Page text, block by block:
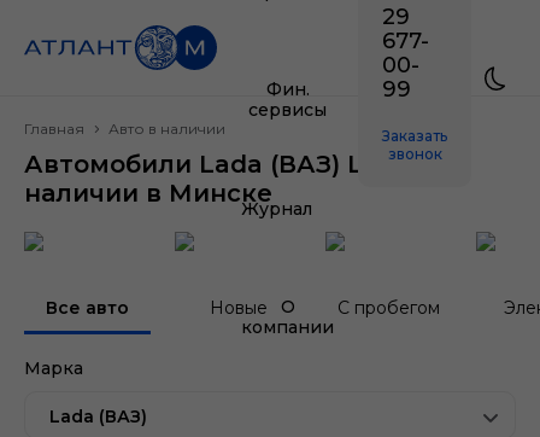
Фин.
сервисы
Журнал
О
компании
29
677-
00-
99
Заказать
звонок
Главная Авто в наличии
Автомобили Lada (ВАЗ) Largus в
наличии в Минске
Все авто Новые С пробегом
Марка
Lada (ВАЗ)